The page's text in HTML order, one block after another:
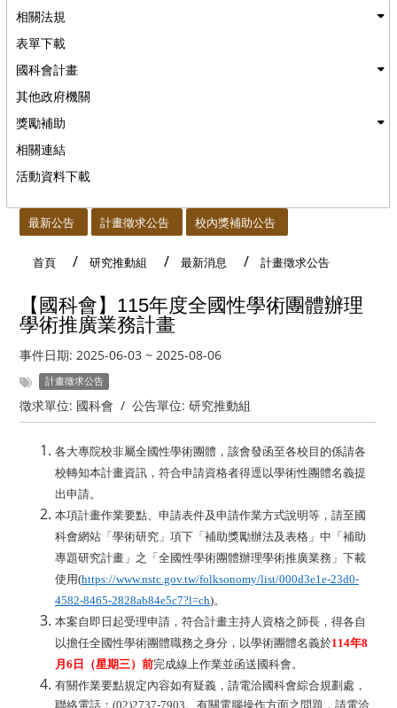
相關法規
表單下載
國科會計畫
其他政府機關
獎勵補助
相關連結
活動資料下載
最新公告 計畫徵求公告 校內獎補助公告
首頁 研究推動組 最新消息 計畫徵求公告
【國科會】115年度全國性學術團體辦理
學術推廣業務計畫
事件日期: 2025-06-03 ~ 2025-08-06
計畫徵求公告
徵求單位: 國科會 / 公告單位: 研究推動組
各大專院校非屬全國性學術團體，該會發函至各校目的係請各
校轉知本計畫資訊，符合申請資格者得逕以學術性團體名義提
出申請。
本項計畫作業要點、申請表件及申請作業方式說明等，請至國
科會網站「學術研究」項下「補助獎勵辦法及表格」中「補助
專題研究計畫」之「全國性學術團體辦理學術推廣業務」下載
使用(https://www.nstc.gov.tw/folksonomy/list/000d3e1e-23d0-
4582-8465-2828ab84e5c7?l=ch)。
本案自即日起受理申請，符合計畫主持人資格之師長，得各自
以擔任全國性學術團體職務之身分，以學術團體名義於114年8
月6日（星期三）前完成線上作業並函送國科會。
有關作業要點規定內容如有疑義，請電洽國科會綜合規劃處，
聯絡電話：(02)2737-7903。有關電腦操作方面之問題，請電洽